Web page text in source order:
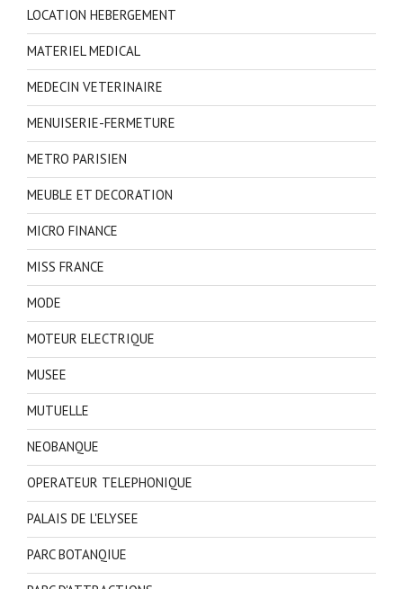
LOCATION HEBERGEMENT
MATERIEL MEDICAL
MEDECIN VETERINAIRE
MENUISERIE-FERMETURE
METRO PARISIEN
MEUBLE ET DECORATION
MICRO FINANCE
MISS FRANCE
MODE
MOTEUR ELECTRIQUE
MUSEE
MUTUELLE
NEOBANQUE
OPERATEUR TELEPHONIQUE
PALAIS DE L'ELYSEE
PARC BOTANQIUE